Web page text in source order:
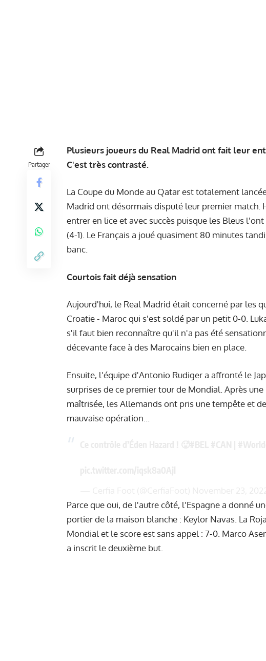
Partager
Plusieurs joueurs du Real Madrid ont fait leur
C'est très contrasté.
La Coupe du Monde au Qatar est totalement
Madrid ont désormais disputé leur premier match.
entrer en lice et avec succès puisque les Bleus
(4-1). Le Français a joué quasiment 80 minutes
banc.
Courtois fait déjà sensation
Aujourd'hui, le Real Madrid était concerné par les
Croatie - Maroc qui s'est soldé par un petit 0-0.
s'il faut bien reconnaître qu'il n'a pas été
décevante face à des Marocains bien en place.
Ensuite, l'équipe d'Antonio Rudiger a affronté le
surprises de ce premier tour de Mondial. Après
maîtrisée, les Allemands ont pris une tempête et
mauvaise opération...
Parce que oui, de l'autre côté, l'Espagne a donné
portier de la maison blanche : Keylor Navas. La
Mondial et le score est sans appel : 7-0. Marco
a inscrit le deuxième but.